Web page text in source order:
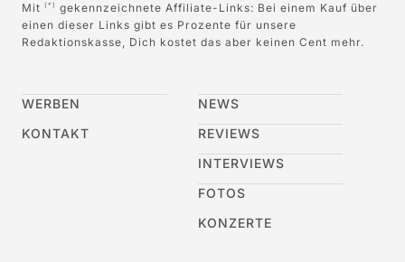
Mit (*)
gekennzeichnete Affiliate-Links: Bei einem Kauf über
einen dieser Links gibt es Prozente für unsere
Redaktionskasse, Dich kostet das aber keinen Cent mehr.
WERBEN
KONTAKT
NEWS
REVIEWS
INTERVIEWS
FOTOS
KONZERTE